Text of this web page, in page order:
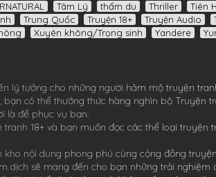
Tâm Lý thẩm du Thriller Tiên
Trung Quốc Truyện 18+ Truyện Audio
Xuyên không/Trọng sinh Yandere
lý tưởng cho những người hâm mộ truyện
bạn có thể thưởng thức hàng nghìn bộ Truyện
là để phục vụ bạn.
tranh 18+ và bạn muốn đọc các thể loại truyện
kho nội dung phong phú cùng cộng đồng
dịch sẽ mang đến cho bạn những trải